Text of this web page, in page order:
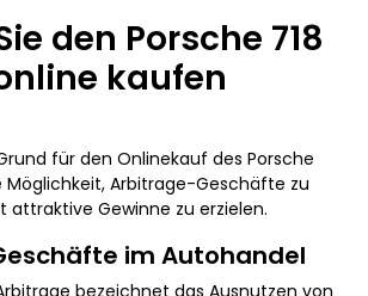
den Porsche 718
kaufen
für den Onlinekauf des Porsche
Möglichkeit, Arbitrage-Geschäfte zu
attraktive Gewinne zu erzielen.
im Autohandel
bezeichnet das Ausnutzen von